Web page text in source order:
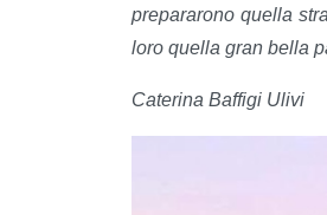
prepararono quella
loro quella gran bella
Caterina Baffigi Ulivi